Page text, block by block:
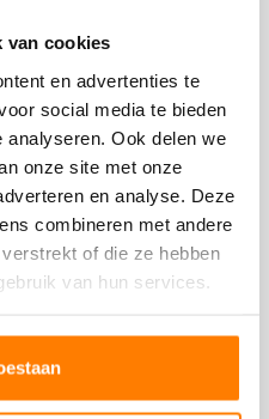
van cookies
en advertenties te
social media te bieden
Ook delen we
onze site met onze
en analyse. Deze
combineren met andere
of die ze hebben
van hun services.